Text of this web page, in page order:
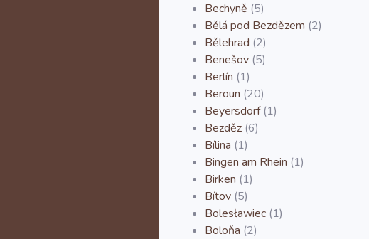
Bechyně (5)
Bělá pod Bezdězem (2)
Bělehrad (2)
Benešov (5)
Berlín (1)
Beroun (20)
Beyersdorf(1)
Bezděz (6)
Bílina (1)
Bingen am Rhein (1)
Birken (1)
Bítov (5)
Bolesławiec (1)
Boloňa (2)